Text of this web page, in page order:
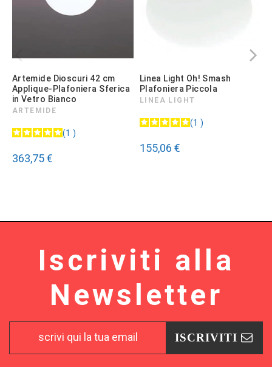
Artemide Dioscuri 42 cm
Applique-Plafoniera Sferica
in Vetro Bianco
ARTEMIDE
1
363,75 €
Linea Light Oh! Smash
Plafoniera Piccola
LINEA LIGHT
1
155,06 €
Iscriviti alla
Newsletter
ISCRIVITI